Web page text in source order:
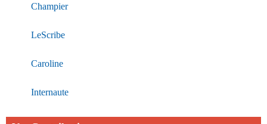
Champier
LeScribe
Caroline
Internaute